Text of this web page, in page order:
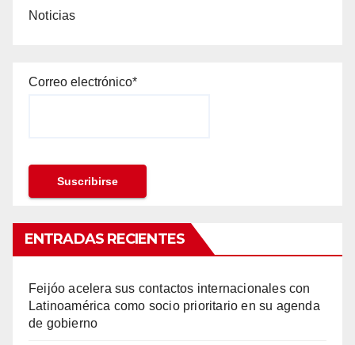
Noticias
Correo electrónico*
ENTRADAS RECIENTES
Feijóo acelera sus contactos internacionales con
Latinoamérica como socio prioritario en su agenda
de gobierno